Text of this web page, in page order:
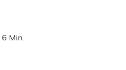
6 Min.